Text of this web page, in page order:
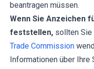
beantragen müssen.
Wenn Sie Anzeichen
feststellen, sollten Sie
Trade Commission
Informationen über Ihre